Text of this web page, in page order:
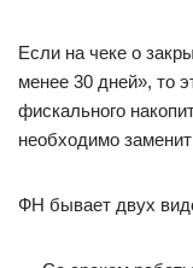
Если на чеке о
менее 30 дней», то
фискального
необходимо
ФН бывает двух